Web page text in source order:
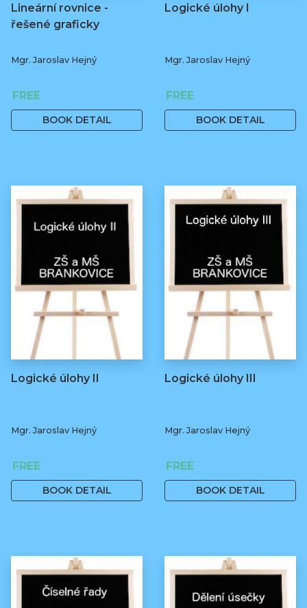
Lineární rovnice -
řešené graficky
Mgr. Jaroslav Hejný
FREE
BOOK DETAIL
Logické úlohy I
Mgr. Jaroslav Hejný
FREE
BOOK DETAIL
Logické úlohy II
Mgr. Jaroslav Hejný
FREE
BOOK DETAIL
Logické úlohy III
Mgr. Jaroslav Hejný
FREE
BOOK DETAIL